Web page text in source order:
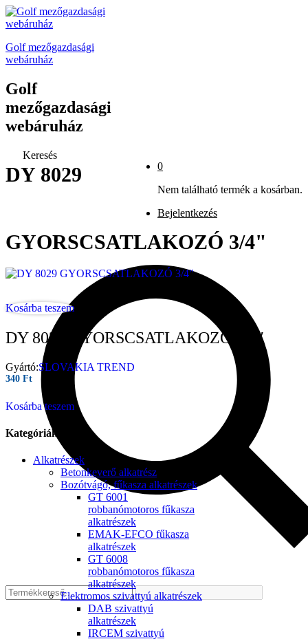
Golf mezőgazdasági
webáruház
Golf
mezőgazdasági
webáruház
0
Nem található termék a kosárban.
Bejelentkezés
Keresés
DY 8029
GYORSCSATLAKOZÓ 3/4"
Kosárba teszem
DY 8029 GYORSCSATLAKOZÓ 3/4″
Gyártó:SLOVAKIA TREND
340 Ft
Kosárba teszem
Kategóriák
Alkatrészek
Betonkeverő alkatrész
Bozótvágó, fűkasza alkatrészek
GT 6001
robbanómotoros fűkasza
alkatrészek
EMAK-EFCO fűkasza
alkatrészek
GT 6008
robbanómotoros fűkasza
alkatrészek
Elektromos szivattyú alkatrészek
DAB szivattyú
alkatrészek
IRCEM szivattyú